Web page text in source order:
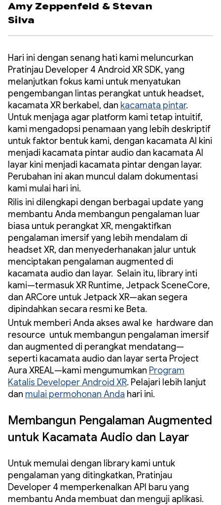
Amy Zeppenfeld &Stevan
Silva
Hari ini dengan senang hati kami meluncurkan
Pratinjau Developer 4 Android XR SDK, yang
melanjutkan fokus kami untuk menyatukan
pengembangan lintas perangkat untuk headset,
kacamata XR berkabel, dan kacamata pintar.
Untuk menjaga agar platform kami tetap intuitif,
kami mengadopsi penamaan yang lebih deskriptif
untuk faktor bentuk kami, dengan kacamata AI kini
menjadi kacamata pintar audio dan kacamata AI
layar kini menjadi kacamata pintar dengan layar.
Perubahan ini akan muncul dalam dokumentasi
kami mulai hari ini.
Rilis ini dilengkapi dengan berbagai update yang
membantu Anda membangun pengalaman luar
biasa untuk perangkat XR, mengaktifkan
pengalaman imersif yang lebih mendalam di
headset XR, dan menyederhanakan jalur untuk
menciptakan pengalaman augmented di
kacamata audio dan layar. Selain itu, library inti
kami—termasuk XR Runtime, Jetpack SceneCore,
dan ARCore untuk Jetpack XR—akan segera
dipindahkan secara resmi ke Beta.
Untuk memberi Anda akses awal ke hardware dan
resource untuk membangun pengalaman imersif
dan augmented di perangkat mendatang—
seperti kacamata audio dan layar serta Project
Aura XREAL—kami mengumumkan Program
Katalis Developer Android XR. Pelajari lebih lanjut
dan mulai permohonan Anda hari ini.
Membangun Pengalaman Augmented
untuk Kacamata Audio dan Layar
Untuk memulai dengan library kami untuk
pengalaman yang ditingkatkan, Pratinjau
Developer 4 memperkenalkan API baru yang
membantu Anda membuat dan menguji aplikasi.